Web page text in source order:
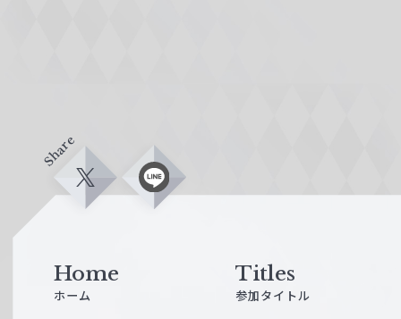
Share
X L
Home
ホーム
Titles
参加タイトル